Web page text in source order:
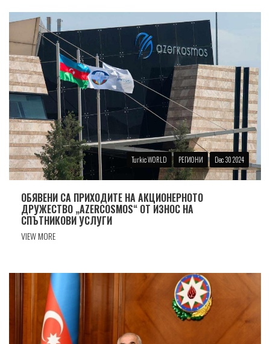
Turkic WORLD РЕГИОНИ Dec 30 2024
ОБЯВЕНИ СА ПРИХОДИТЕ НА АКЦИОНЕРНОТО
ДРУЖЕСТВО „AZERCOSMOS“ ОТ ИЗНОС НА
СПЪТНИКОВИ УСЛУГИ
VIEW MORE